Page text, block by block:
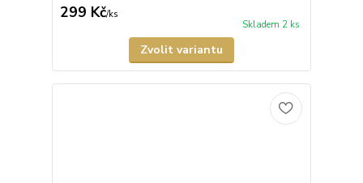
299 Kč/ks
Skladem 2 ks
Zvolit variantu